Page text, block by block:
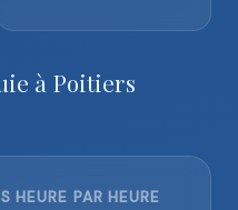
à Poitiers
HEURE PAR HEURE